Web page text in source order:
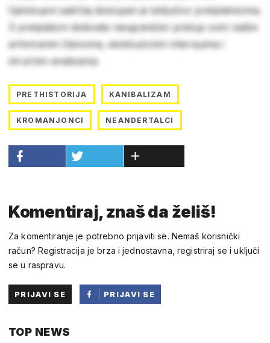
Cjelokupni sadržaj dostupan je isključivo pretplatnicima.
S pretplatom dobivate neograničen pristup svim našim
arhiviranim člancima, ekskluzivnim intervjuima i
stručnim analizama.
PRETHISTORIJA KANIBALIZAM
KROMANJONCI NEANDERTALCI
Komentiraj, znaš da želiš!
Za komentiranje je potrebno prijaviti se. Nemaš korisnički
račun? Registracija je brza i jednostavna, registriraj se i uključi
se u raspravu.
PRIJAVI SE
PRIJAVI SE
TOP NEWS